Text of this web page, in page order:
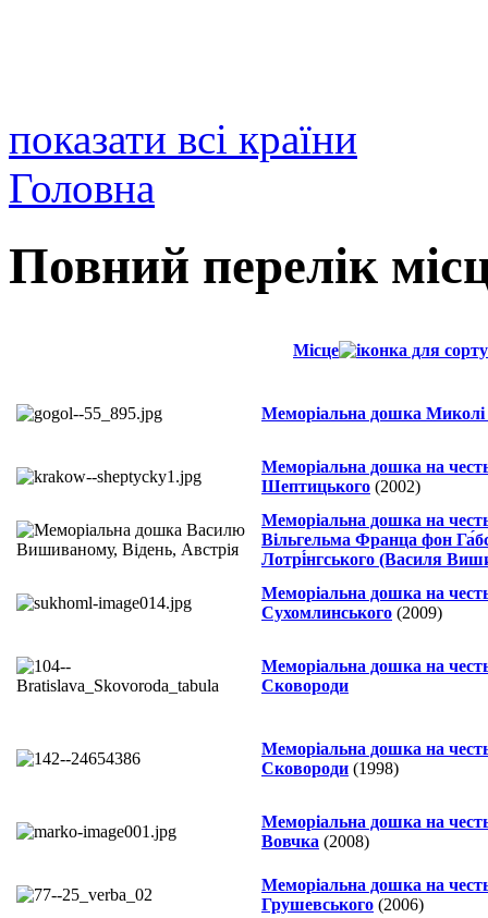
показати всі країни
Головна
Повний перелік
Місце
Меморіальна дошка
Меморіальна дошка на
Шептицького (2002)
Меморіальна дошка на
Вільгельма Франца фон
Лотрі́нгського (Василя
Меморіальна дошка на
Сухомлинського (2009)
Меморіальна дошка на
Сковороди
Меморіальна дошка на
Сковороди (1998)
Меморіальна дошка на
Вовчка (2008)
Меморіальна дошка на
Грушевського (2006)